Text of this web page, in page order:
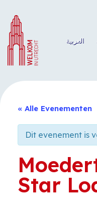
naar
de
inhoud
العربية
« Alle Evenementen
Dit evenement is
Star